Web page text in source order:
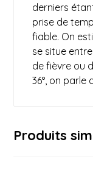
derniers
prise de
fiable. On
se situe
de fièvre ou
36°, on parle
Produits